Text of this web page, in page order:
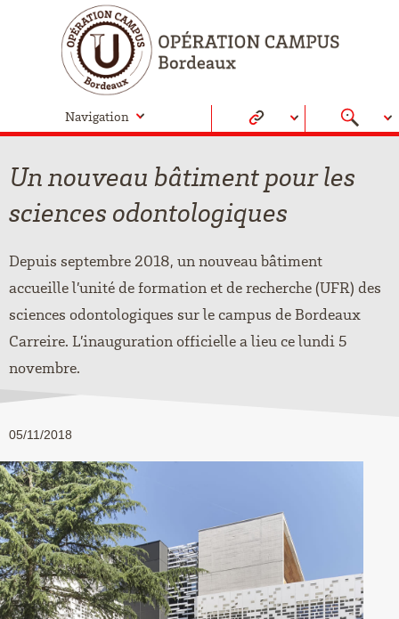
Navigation
Un nouveau bâtiment pour les
sciences odontologiques
Depuis septembre 2018, un nouveau bâtiment
accueille l’unité de formation et de recherche (UFR) des
sciences odontologiques sur le campus de Bordeaux
Carreire. L’inauguration officielle a lieu ce lundi 5
novembre.
05/11/2018